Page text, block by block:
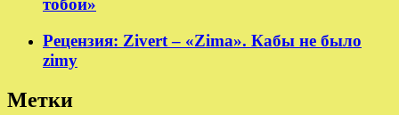
тобой»
Рецензия: Zivert – «Zima». Кабы не было
zimy
Метки